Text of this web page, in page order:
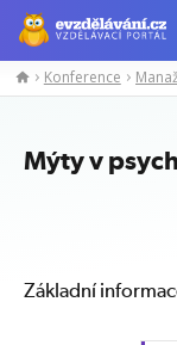
Konference
Mýty v
Základní